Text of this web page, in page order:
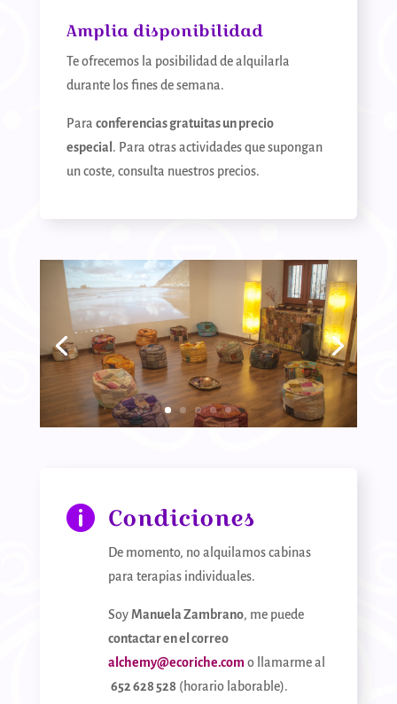
Amplia disponibilidad
Te ofrecemos la posibilidad de alquilarla
durante los fines de semana.
Para conferencias gratuitas un precio
especial . Para otras actividades que supongan
un coste, consulta nuestros precios.
 Condiciones
De momento, no alquilamos cabinas
para terapias individuales.
SoyManuela Zambrano, me puede
contactar en el correo
alchemy@ecoriche.com o llamarme al
652 628 528 (horario laborable).